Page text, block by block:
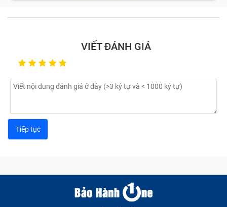
tiến hành vệ sinh và sửa chữa phần cứng. Trong
trường hợp bẹ cáp bị gãy, chúng tôi sẽ thay thế cáp
Một trường hợp nữa là màn hình xuất hiện các
thể thực hiện bất kỳ chức năng nào trên giao diện,
bạn cần phải thay màn hình máy tính bảng.
Nếu màn hình bị tê liệt do bị nhúng nước hoặc hoặc
ảnh hưởng các linh kiện khác.
Với những lỗi thường gặp này, hãy mang tới cơ sở
sửa chữa kỹ thuật viên sẽ giúp bạn khắc phục một
VIẾT ĐÁNH GIÁ